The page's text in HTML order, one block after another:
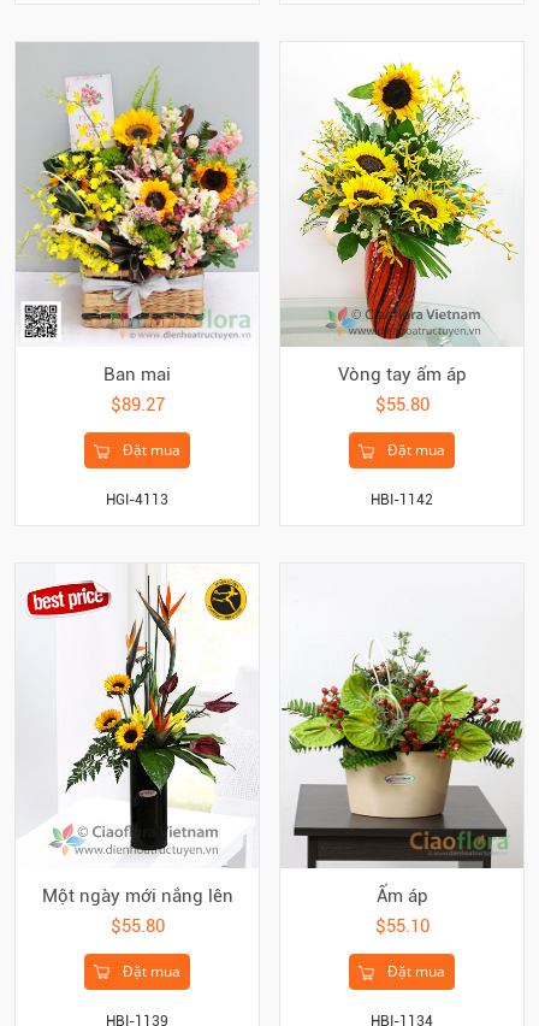
Ban mai
$89.27
Đặt mua
HGI-4113
Vòng tay ấm áp
$55.80
Đặt mua
HBI-1142
Một ngày mới nắng lên
$55.80
Đặt mua
HBI-1139
Ấm áp
$55.10
Đặt mua
HBI-1134